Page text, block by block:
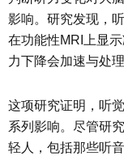
影响。研究发现，
在功能性MRI上显
力下降会加速与处
这项研究证明，听
系列影响。尽管研
轻人，包括那些听